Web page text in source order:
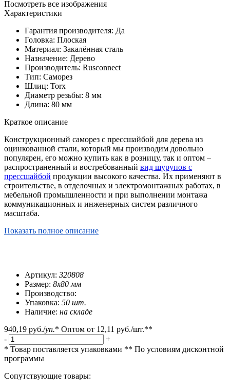
Посмотреть все изображения
Характеристики
Гарантия производителя: Да
Головка: Плоская
Материал: Закалённая сталь
Назначение: Дерево
Производитель: Rusconnect
Тип: Саморез
Шлиц: Torx
Диаметр резьбы: 8 мм
Длина: 80 мм
Краткое описание
Конструкционный саморез с прессшайбой для дерева из
оцинкованной стали, который мы производим довольно
популярен, его можно купить как в розницу, так и оптом –
распространенный и востребованный вид шурупов с
прессшайбой продукции высокого качества. Их применяют в
строительстве, в отделочных и электромонтажных работах, в
мебельной промышленности и при выполнении монтажа
коммуникационных и инженерных систем различного
масштаба.
Показать полное описание
Артикул: 320808
Размер: 8х80 мм
Производство:
Упаковка: 50 шт.
Наличие: на складе
940,19 руб./уп.* Оптом от 12,11 руб./шт.**
-
+
* Товар поставляется упаковками ** По условиям дисконтной
программы
Сопутствующие товары: